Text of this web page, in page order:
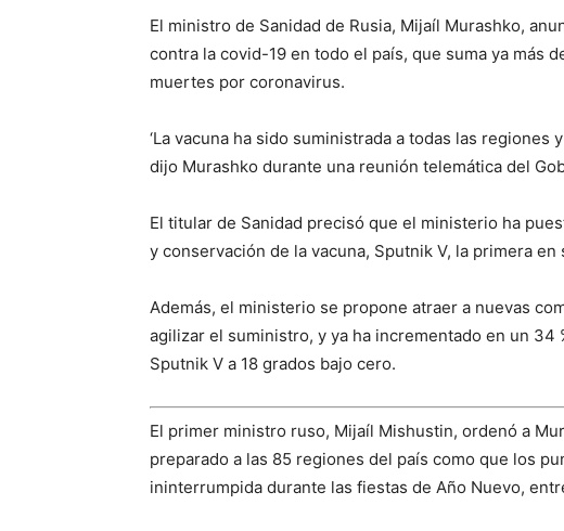
El ministro de Sanidad de Rusia, Mijaíl Murashko,
contra la covid-19 en todo el país, que suma ya más
muertes por coronavirus.
‘La vacuna ha sido suministrada a todas las regiones
dijo Murashko durante una reunión telemática del
El titular de Sanidad precisó que el ministerio ha
y conservación de la vacuna, Sputnik V, la primera
Además, el ministerio se propone atraer a nuevas
agilizar el suministro, y ya ha incrementado en un 34
Sputnik V a 18 grados bajo cero.
El primer ministro ruso, Mijaíl Mishustin, ordenó a
preparado a las 85 regiones del país como que los
ininterrumpida durante las fiestas de Año Nuevo,